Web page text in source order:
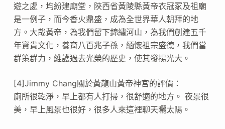
遊之處，均紛建廟堂，陜西省黃陵縣黃帝衣冠冢及祖廟
是一例子，而今香火鼎盛，成為全世界華人朝拜的地
方。大哉黃帝，為我們留下錦繡河山，為我們創建五千
年寶貴文化，養育八百兆子孫，緬懷祖宗盛德，我們當
群策群力，維護過去光榮的歷史，使其發揚光大。
[4]Jimmy Chang關於黃龍山黃帝神宮的評價：
廁所很乾淨，早上都有人打掃，很舒適的地方。 夜景很
美，早上風景也很好，很多人來這裡聊天曬太陽。